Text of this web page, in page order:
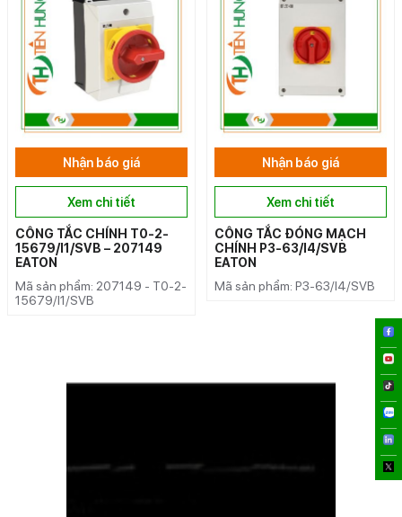
Nhận báo giá
Xem chi tiết
CÔNG TẮC CHÍNH T0-2-
15679/I1/SVB – 207149
EATON
Mã sản phẩm: 207149 - T0-2-
15679/I1/SVB
Nhận báo giá
Xem chi tiết
CÔNG TẮC ĐÓNG MẠCH
CHÍNH P3-63/I4/SVB
EATON
Mã sản phẩm: P3-63/I4/SVB